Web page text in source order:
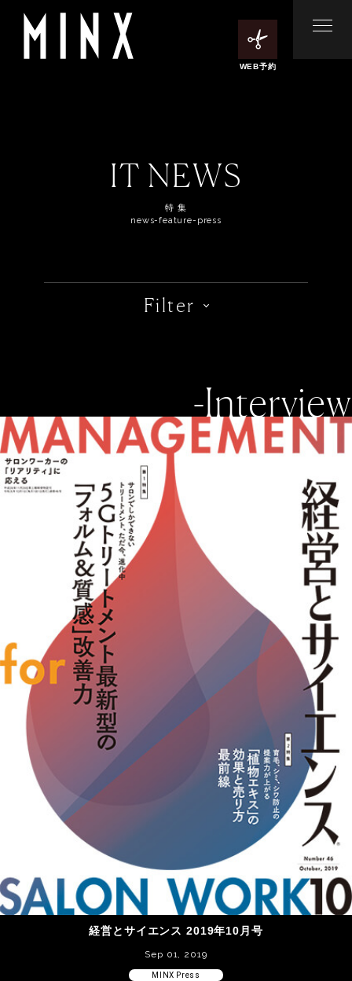
WEB予約
IT NEWS
特 集
news-feature-press
Filter
-Interview
経営とサイエンス 2019年10月号
Sep 01, 2019
MINX Press